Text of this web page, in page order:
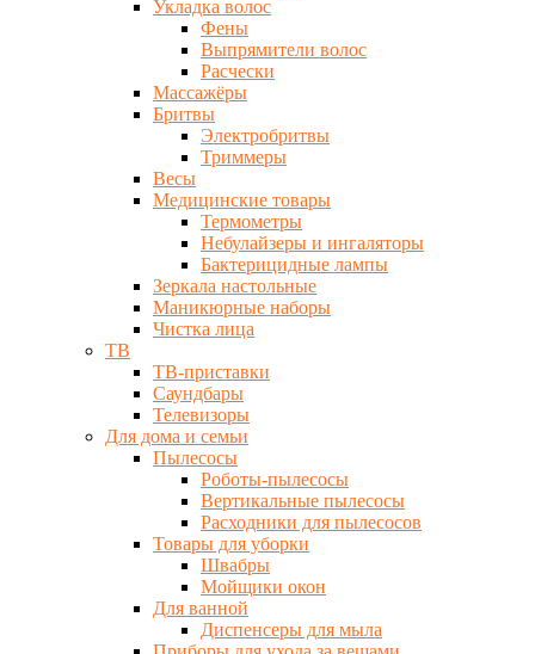
Укладка волос
Фены
Выпрямители волос
Расчески
Массажёры
Бритвы
Электробритвы
Триммеры
Весы
Медицинские товары
Термометры
Небулайзеры и ингаляторы
Бактерицидные лампы
Зеркала настольные
Маникюрные наборы
Чистка лица
ТВ
ТВ-приставки
Саундбары
Телевизоры
Для дома и семьи
Пылесосы
Роботы-пылесосы
Вертикальные пылесосы
Расходники для пылесосов
Товары для уборки
Швабры
Мойщики окон
Для ванной
Диспенсеры для мыла